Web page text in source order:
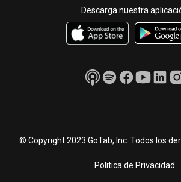
Descarga nuestra
© Copyright 2023 GoTab, Inc. Todos los
Politica de Privacidad